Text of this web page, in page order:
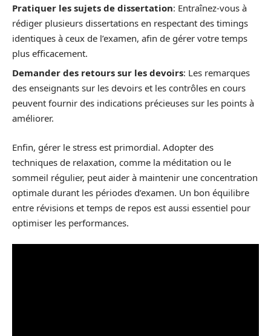
Pratiquer les sujets de dissertation: Entraînez-vous à
rédiger plusieurs dissertations en respectant des timings
identiques à ceux de l’examen, afin de gérer votre temps
plus efficacement.
Demander des retours sur les devoirs: Les remarques
des enseignants sur les devoirs et les contrôles en cours
peuvent fournir des indications précieuses sur les points à
améliorer.
Enfin, gérer le stress est primordial. Adopter des
techniques de relaxation, comme la méditation ou le
sommeil régulier, peut aider à maintenir une concentration
optimale durant les périodes d’examen. Un bon équilibre
entre révisions et temps de repos est aussi essentiel pour
optimiser les performances.